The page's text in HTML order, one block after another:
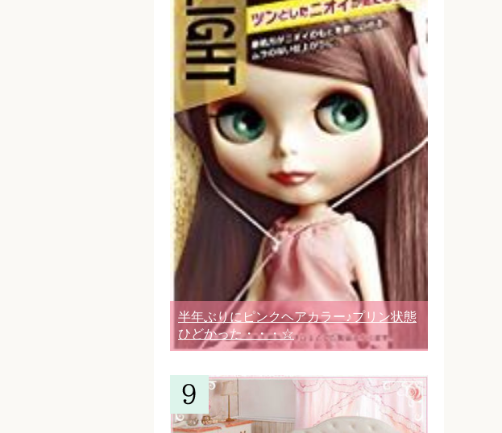
半年ぶりにピンクヘアカラー♪プリン状態
ひどかった・・・☆